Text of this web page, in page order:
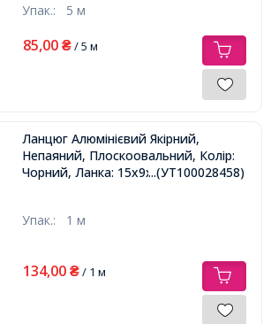
Упак.: 5 м
85,00 ₴/ 5 м
Ланцюг Алюмінієвий Якірний,
Непаяний, Плоскоовальний, Колір:
Чорний, Ланка: 15х9х1.8мм,...(УТ100028458)
Упак.: 1 м
134,00 ₴/ 1 м